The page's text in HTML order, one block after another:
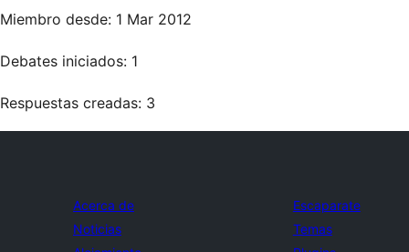
Miembro desde: 1 Mar 2012
Debates iniciados: 1
Respuestas creadas: 3
Acerca de
Noticias
Escaparate
Temas